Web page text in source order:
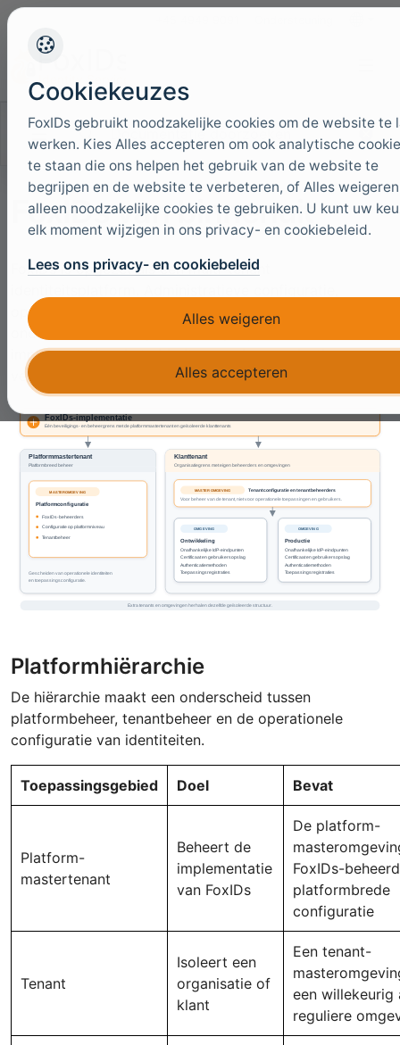
Documentatie doorzoeken
FoxIDs van binnenuit
FoxIDs is opgezet als een multi-tenant
operationele identiteiten en protocol-eindpunten zijn
onderverdeeld in expliciete scopes, waardoor één
implementatie ruimte biedt aan vele organisaties en
vele onafhankelijke identiteitsproviders.
Platformhiërarchie
De hiërarchie maakt een onderscheid tussen
platformbeheer, tenantbeheer en de operationele
configuratie van identiteiten.
Toepassingsgebied Doel Bevat
Platform-
mastertenant
Beheert de
implementatie
van FoxIDs
De platform-
FoxIDs-
platformbrede
configuratie
Tenant
Isoleert een
organisatie of
klant
Een tenant-
een willekeurig
reguliere
Cookiekeuzes
FoxIDs gebruikt noodzakelijke cookies om de website te
werken. Kies Alles accepteren om ook analytische
te staan die ons helpen het gebruik van de website te
begrijpen en de website te verbeteren, of Alles
alleen noodzakelijke cookies te gebruiken. U kunt uw
elk moment wijzigen in ons privacy- en cookiebeleid.
Lees ons privacy- en cookiebeleid
Alles weigeren
Alles accepteren